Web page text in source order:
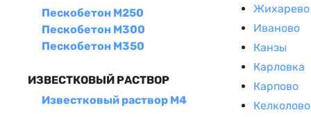
Пескобетон М250
Пескобетон М300
Пескобетон М350
ИЗВЕСТКОВЫЙ РАСТВОР
Известковый раствор М4
Жихарево
Иваново
Канзы
Карловка
Карпово
Келколово